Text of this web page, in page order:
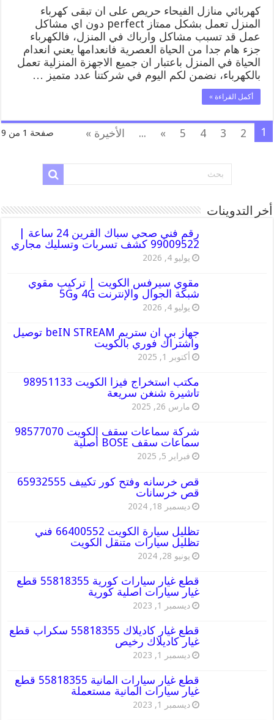
كهربائي منازل الفيحاء حريص على ان تبقى كهرباء
المنزل تعمل بشكل ممتاز perfect دون اي مشاكل
عمل قد تسبب مشاكل وارباك في المنزل، فالكهرباء
جزء هام جدا من الحياة العصرية فانعدامها يعني انعدام
الحياة في المنزل باعتبار ان جميع الاجهزة المنزلية تعمل
بالكهرباء، نضمن لكم اليوم في شركتنا عدد متميز …
أكمل القراءة »
صفحة 1 من 9 1
2
3
4
5
»
... الأخيرة »
أخر التدوينات
رقم فني صحي سباك القرين 24 ساعة |
99009522 كشف تسربات وتسليك مجاري
يوليو 4, 2026
مقوي سيرفس الكويت | تركيب مقوي
شبكة الجوال والإنترنت 4G و5G
يوليو 4, 2026
جهاز بي ان ستريم beIN STREAM توصيل
واشتراك فوري بالكويت
أكتوبر 1, 2025
مكتب استخراج فيزا الكويت 98951133
تاشيرة شنغن سريعة
مارس 26, 2025
شركة سماعات سقف الكويت 98577070
سماعات سقف BOSE أصلية
فبراير 5, 2025
قص خرسانه وفتح كور تكييف 65932555
قص خرسانات
ديسمبر 18, 2024
تظليل سيارة الكويت 66400552 فني
تظليل سيارات متنقل الكويت
يونيو 28, 2024
قطع غيار سيارات كورية 55818355 قطع
غيار سيارات اصلية كورية
ديسمبر 1, 2023
قطع غيار كاديلاك 55818355 سكراب قطع
غيار كاديلاك رخيص
ديسمبر 1, 2023
قطع غيار سيارات المانية 55818355 قطع
غيار سيارات المانية مستعملة
ديسمبر 1, 2023